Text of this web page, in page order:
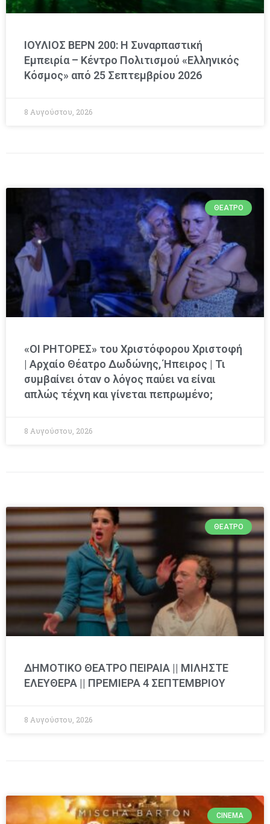
ΙΟΥΛΙΟΣ ΒΕΡΝ 200: Η Συναρπαστική
Εμπειρία – Κέντρο Πολιτισμού «Ελληνικός
Κόσμος» από 25 Σεπτεμβρίου 2026
8 Αυγούστου, 2026
ΘΈΑΤΡΟ
«ΟΙ ΡΗΤΟΡΕΣ» του Χριστόφορου Χριστοφή
| Αρχαίο Θέατρο Δωδώνης, Ήπειρος | Τι
συμβαίνει όταν ο λόγος παύει να είναι
απλώς τέχνη και γίνεται πεπρωμένο;
8 Αυγούστου, 2026
ΘΈΑΤΡΟ
ΔΗΜΟΤΙΚΟ ΘΕΑΤΡΟ ΠΕΙΡΑΙΑ || ΜΙΛΗΣΤΕ
ΕΛΕΥΘΕΡΑ || ΠΡΕΜΙΕΡΑ 4 ΣΕΠΤΕΜΒΡΙΟΥ
8 Αυγούστου, 2026
CINEMA